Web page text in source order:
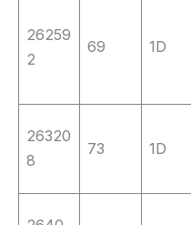
26259
2
69 1D
26320
8
73 1D